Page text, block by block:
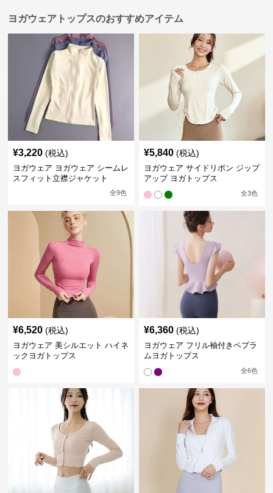
ヨガウェアトップスのおすすめアイテム
¥3,220 (税込)
ヨガウェア ヨガウェア シームレ
スフィット立襟ジャケット
全9色
¥5,840 (税込)
ヨガウェア サイドリボン ジップ
アップ ヨガトップス
全3色
¥6,520 (税込)
ヨガウェア 美シルエット ハイネ
ックヨガトップス
¥6,360 (税込)
ヨガウェア フリル袖付きペプラ
ムヨガトップス
全6色